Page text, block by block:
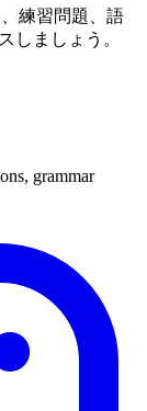
練習問題、語
しましょう。
grammar